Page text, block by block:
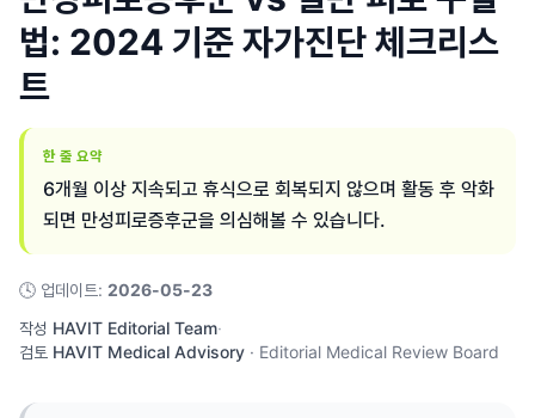
법: 2024 기준 자가진단 체크리스
트
한 줄 요약
6개월 이상 지속되고 휴식으로 회복되지 않으며 활동 후 악화
되면 만성피로증후군을 의심해볼 수 있습니다.
🕓 업데이트: 2026-05-23
작성 HAVIT Editorial Team·
검토 HAVIT Medical Advisory · Editorial Medical Review Board